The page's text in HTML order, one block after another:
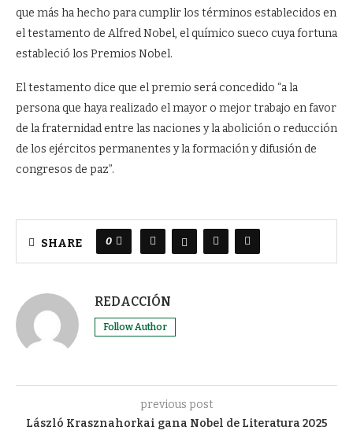
que más ha hecho para cumplir los términos establecidos en
el testamento de Alfred Nobel, el químico sueco cuya fortuna
estableció los Premios Nobel.
El testamento dice que el premio será concedido “a la
persona que haya realizado el mayor o mejor trabajo en favor
de la fraternidad entre las naciones y la abolición o reducción
de los ejércitos permanentes y la formación y difusión de
congresos de paz”.
SHARE 0
REDACCIÓN
Follow Author
previous post
László Krasznahorkai gana Nobel de Literatura 2025